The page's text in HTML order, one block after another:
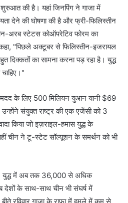
की है। यहां जिनपिंग ने गाजा में
देने की घोषणा की है और फ्री-फिलिस्तीन
अरब स्टेटस कोऑपरेटिव फोरम का
"पिछले अक्टूबर से फिलिस्तीन-इजरायल
दिक्कतों का सामना करना पड़ रहा है। युद्ध
मदद के लिए 500 मिलियन युआन यानी $69
उन्होंने संयुक्त राष्ट्र की एक एजेंसी को 3
किया जो इज़राइल-हमास युद्ध के
चीन ने टू-स्टेट सॉल्यूशन के समर्थन को भी
युद्ध में अब तक 36,000 से अधिक
देशों के साथ-साथ चीन भी संघर्ष में